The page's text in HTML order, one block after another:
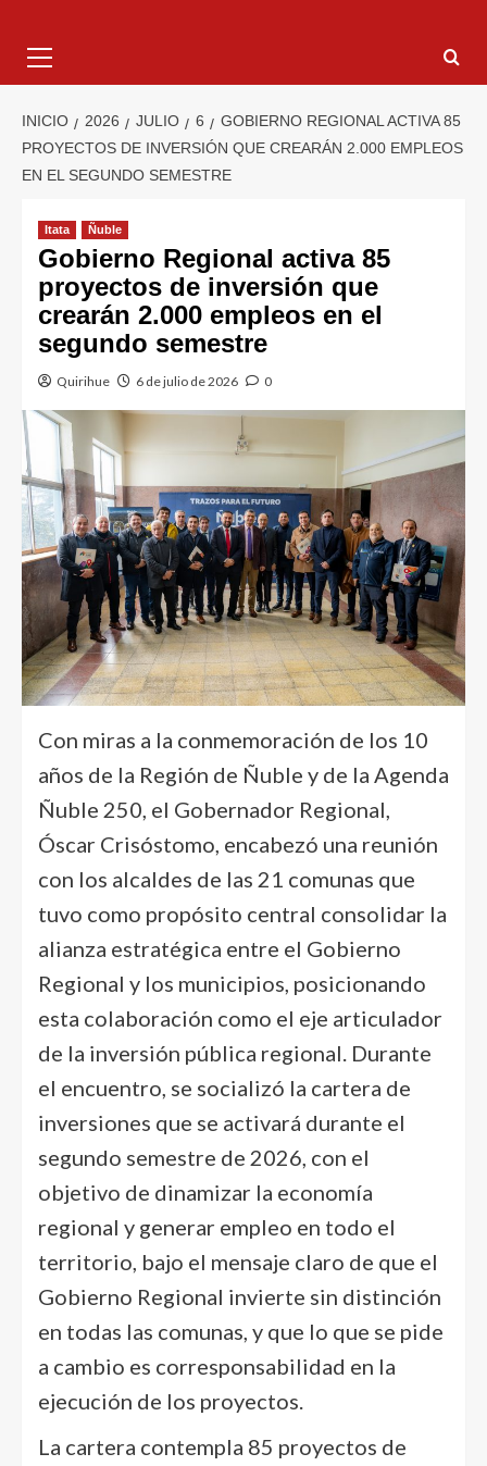
INICIO 2026 JULIO 6
GOBIERNO REGIONAL ACTIVA 85
PROYECTOS DE INVERSIÓN QUE CREARÁN 2.000 EMPLEOS
EN EL SEGUNDO SEMESTRE
Itata Ñuble
Gobierno Regional activa 85
proyectos de inversión que
crearán 2.000 empleos en el
segundo semestre
Quirihue 6 de julio de 2026 0
Con miras a la conmemoración de los 10
años de la Región de Ñuble y de la Agenda
Ñuble 250, el Gobernador Regional,
Óscar Crisóstomo, encabezó una reunión
con los alcaldes de las 21 comunas que
tuvo como propósito central consolidar la
alianza estratégica entre el Gobierno
Regional y los municipios, posicionando
esta colaboración como el eje articulador
de la inversión pública regional. Durante
el encuentro, se socializó la cartera de
inversiones que se activará durante el
segundo semestre de 2026, con el
objetivo de dinamizar la economía
regional y generar empleo en todo el
territorio, bajo el mensaje claro de que el
Gobierno Regional invierte sin distinción
en todas las comunas, y que lo que se pide
a cambio es corresponsabilidad en la
ejecución de los proyectos.
La cartera contempla 85 proyectos de